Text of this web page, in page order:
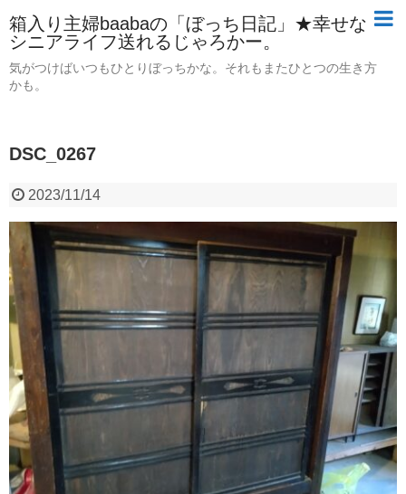
箱入り主婦baabaの「ぼっち日記」★幸せな
シニアライフ送れるじゃろかー。
気がつけばいつもひとりぼっちかな。それもまたひとつの生き方
かも。
DSC_0267
2023/11/14